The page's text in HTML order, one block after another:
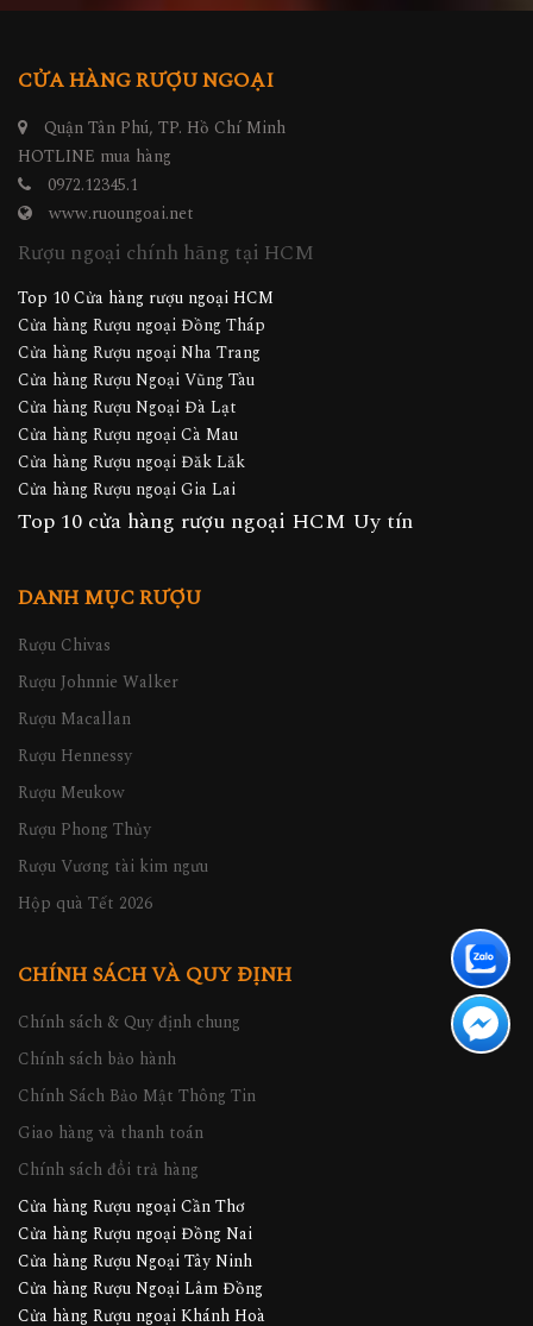
CỬA HÀNG RƯỢU NGOẠI
Quận Tân Phú, TP. Hồ Chí Minh
HOTLINE mua hàng
0972.12345.1
www.ruoungoai.net
Rượu ngoại chính hãng tại HCM
Top 10 Cửa hàng rượu ngoại HCM
Cửa hàng Rượu ngoại Đồng Tháp
Cửa hàng Rượu ngoại Nha Trang
Cửa hàng Rượu Ngoại Vũng Tàu
Cửa hàng Rượu Ngoại Đà Lạt
Cửa hàng Rượu ngoại Cà Mau
Cửa hàng Rượu ngoại Đăk Lăk
Cửa hàng Rượu ngoại Gia Lai
Top 10 cửa hàng rượu ngoại HCM Uy tín
DANH MỤC RƯỢU
Rượu Chivas
Rượu Johnnie Walker
Rượu Macallan
Rượu Hennessy
Rượu Meukow
Rượu Phong Thủy
Rượu Vương tài kim ngưu
Hộp quà Tết 2026
CHÍNH SÁCH VÀ QUY ĐỊNH
Chính sách & Quy định chung
Chính sách bảo hành
Chính Sách Bảo Mật Thông Tin
Giao hàng và thanh toán
Chính sách đổi trả hàng
Cửa hàng Rượu ngoại Cần Thơ
Cửa hàng Rượu ngoại Đồng Nai
Cửa hàng Rượu Ngoại Tây Ninh
Cửa hàng Rượu Ngoại Lâm Đồng
Cửa hàng Rượu ngoại Khánh Hoà